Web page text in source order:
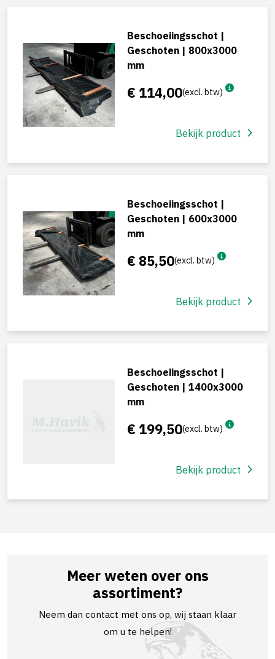
Beschoeiingsschot |
Geschoten | 800x3000
mm
€ 114,00(excl. btw)
Bekijk product
Beschoeiingsschot |
Geschoten | 600x3000
mm
€ 85,50(excl. btw)
Bekijk product
Beschoeiingsschot |
Geschoten | 1400x3000
mm
€ 199,50(excl. btw)
Bekijk product
Meer weten over ons
assortiment?
Neem dan contact met ons op, wij staan klaar
om u te helpen!